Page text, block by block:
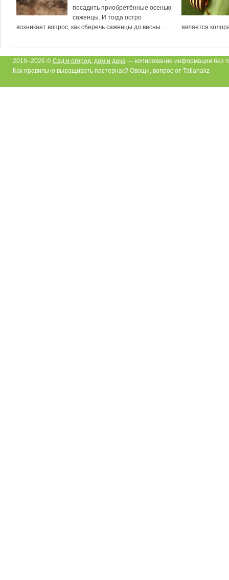
посадить приобретённые осенью
саженцы. И тогда остро
возникает вопрос, как сберечь саженцы до весны...
является
2018–2026 © Сад и огород, дом и дача— копирование информации без
Как правильно выращивать пастернак? Овощи, вопрос от Tatianakz